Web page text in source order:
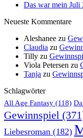
Das war mein Juli
Neueste Kommentare
Aleshanee zu
Claudia zu
Tilly zu
Viola Petersen zu
Tanja zu
Schlagwörter
All Age Fantasy (118)
Gewinnspiel
Liebesroman (182)